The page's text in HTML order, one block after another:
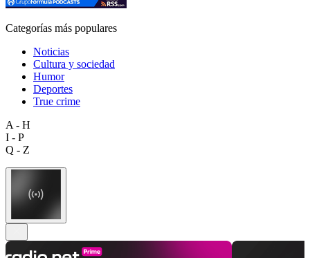
Categorías más populares
Noticias
Cultura y sociedad
Humor
Deportes
True crime
A - H
I - P
Q - Z